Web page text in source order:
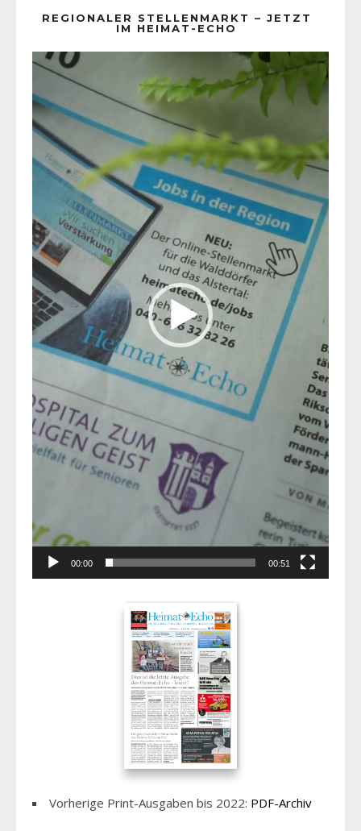
REGIONALER STELLENMARKT – JETZT
IM HEIMAT-ECHO
Player
00:00 00:51
Vorherige Print-Ausgaben bis 2022: PDF-Archiv